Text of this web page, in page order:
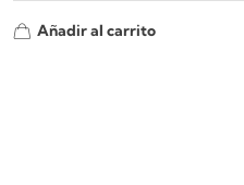
Añadir al carrito